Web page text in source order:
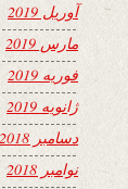
آوریل 2019
مارس 2019
فوریه 2019
ژانویه 2019
دسامبر 2018
نوامبر 2018